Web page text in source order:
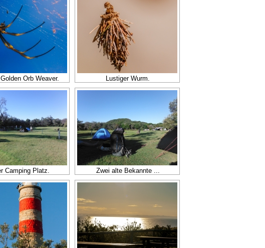
Orb Weaver. Lustiger Wurm.
Camping Platz. Zwei alte Bekannte ...